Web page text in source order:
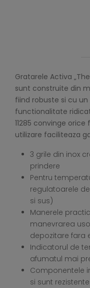
Gratarele Activa
sunt construite din
fiind robuste si cu
functionalitate
11285 convinge
utilizare faciliteaza
3 grile din inox
prindere
Pentru
regulatoarele
si sus)
Manerele
manevrarea
depozitare fara
Indicatorul de
afumatul mai
Componentele
si sunt